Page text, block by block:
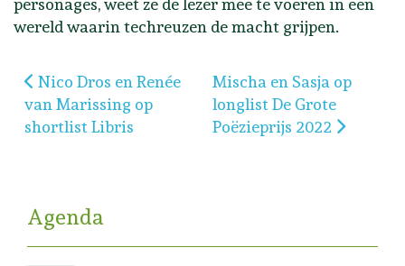
personages, weet ze de lezer mee te voeren in een
wereld waarin techreuzen de macht grijpen.
Vorig artikel: Nico Dros en Renée van Marissing
Nico Dros en Renée
van Marissing op
shortlist Libris
Volgende artikel: Mischa
Mischa en Sasja op
longlist De Grote
Poëzieprijs 2022
Agenda